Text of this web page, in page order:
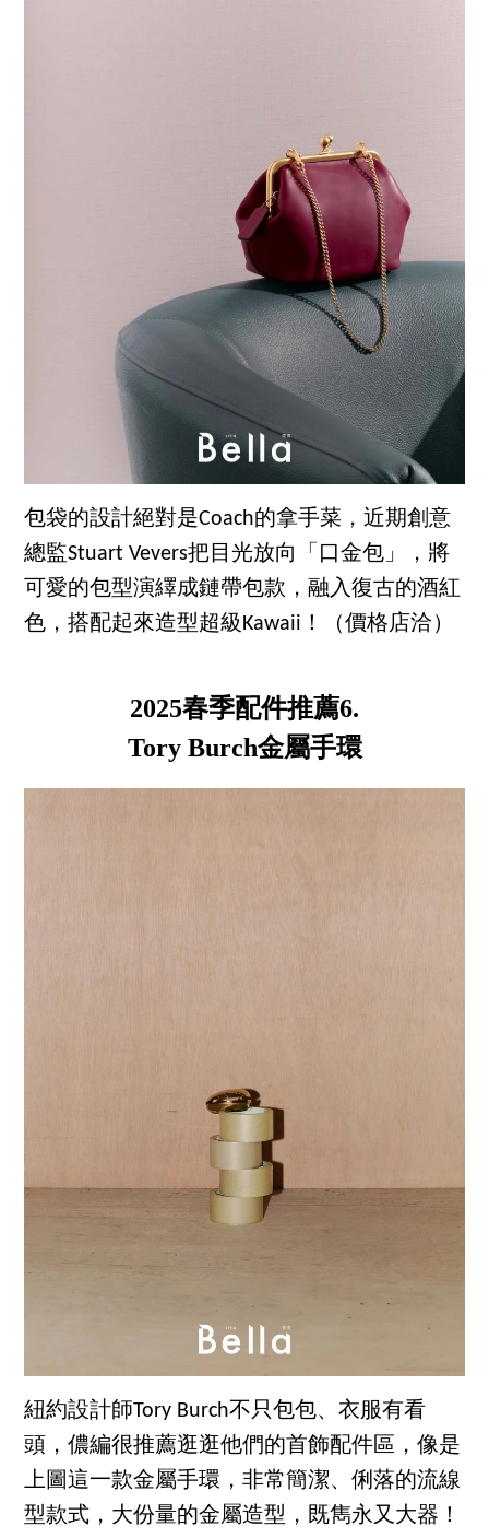
包袋的設計絕對是Coach的拿手菜，近期創意
總監Stuart Vevers把目光放向「口金包」，將
可愛的包型演繹成鏈帶包款，融入復古的酒紅
色，搭配起來造型超級Kawaii！（價格店洽）
2025春季配件推薦6.
Tory Burch金屬手環
紐約設計師Tory Burch不只包包、衣服有看
頭，儂編很推薦逛逛他們的首飾配件區，像是
上圖這一款金屬手環，非常簡潔、俐落的流線
型款式，大份量的金屬造型，既雋永又大器！